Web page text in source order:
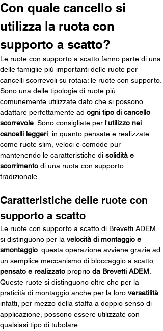
Con quale cancello si
utilizza la ruota con
supporto a scatto?
Le ruote con supporto a scatto fanno parte di una
delle famiglie più importanti delle ruote per
cancelli scorrevoli su rotaia: le ruote con supporto.
Sono una delle tipologie di ruote più
comunemente utilizzate dato che si possono
adattare perfettamente ad ogni tipo di cancello
scorrevole . Sono consigliate per l'utilizzo nei
cancelli leggeri , in quanto pensate e realizzate
come ruote slim, veloci e comode pur
mantenendo le caratteristiche di solidità e
scorrimento di una ruota con supporto
tradizionale.
Caratteristiche delle ruote con
supporto a scatto
Le ruote con supporto a scatto di Brevetti ADEM
si distinguono per la velocità di montaggio e
smontaggio: questa operazione avviene grazie ad
un semplice meccanismo di bloccaggio a scatto,
pensato e realizzato proprio da Brevetti ADEM
Queste ruote si distinguono oltre che per la
praticità di montaggio anche per la loro versatilità:
infatti, per mezzo della staffa a doppio senso di
applicazione, possono essere utilizzate con
qualsiasi tipo di tubolare.